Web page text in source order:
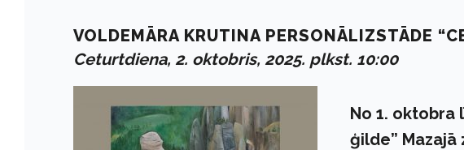
VOLDEMĀRA KRUTINA PERSONĀLIZSTĀDE
Ceturtdiena, 2. oktobris, 2025. plkst. 10:00
No 1. oktobra
ģilde” Mazajā